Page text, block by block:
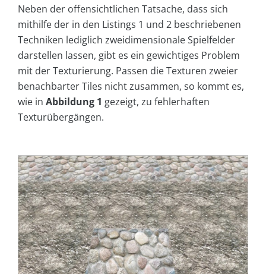
Neben der offensichtlichen Tatsache, dass sich
mithilfe der in den Listings 1 und 2 beschriebenen
Techniken lediglich zweidimensionale Spielfelder
darstellen lassen, gibt es ein gewichtiges Problem
mit der Texturierung. Passen die Texturen zweier
benachbarter Tiles nicht zusammen, so kommt es,
wie in Abbildung 1 gezeigt, zu fehlerhaften
Texturübergängen.